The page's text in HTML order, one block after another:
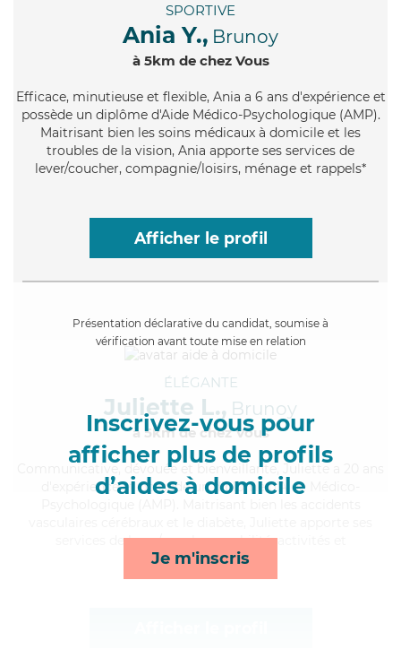
SPORTIVE
Ania Y., Brunoy
à 5km de chez Vous
Efficace, minutieuse et flexible, Ania a 6 ans d'expérience et
possède un diplôme d'Aide Médico-Psychologique (AMP).
Maitrisant bien les soins médicaux à domicile et les
troubles de la vision, Ania apporte ses services de
lever/coucher, compagnie/loisirs, ménage et rappels*
Afficher le profil
Présentation déclarative du candidat, soumise à
vérification avant toute mise en relation
Inscrivez-vous pour
afficher plus de profils
d’aides à domicile
Je m'inscris
ÉLÉGANTE
Juliette L., Brunoy
à 5km de chez Vous
, dévouée et bienveillante, Juliette a 20 ans
d'expérience et possède un diplôme d'Aide Médico-
services de lever/coucher, mobilité, activités et
courses/livraison*